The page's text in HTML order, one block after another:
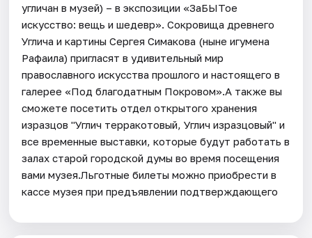
угличан в музей) – в экспозиции «ЗаБЫТое
искусство: вещь и шедевр». Сокровища древнего
Углича и картины Сергея Симакова (ныне игумена
Рафаила) пригласят в удивительный мир
православного искусства прошлого и настоящего в
галерее «Под благодатным Покровом».А также вы
сможете посетить отдел открытого хранения
изразцов "Углич терракотовый, Углич изразцовый" и
все временные выставки, которые будут работать в
залах старой городской думы во время посещения
вами музея.Льготные билеты можно приобрести в
кассе музея при предъявлении подтверждающего